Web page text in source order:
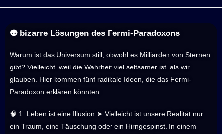
👽 bizarre Lösungen des Fermi-Paradoxons
Warum ist das Universum still, obwohl es Milliarden von Sternen
gibt? Vielleicht, weil die Wahrheit viel seltsamer ist, als wir
glauben. Hier kommen fünf radikale Ideen, die das Fermi-
Paradoxon erklären könnten.
🧠 1. Leben ist eine Illusion ➤ Vielleicht ist unsere Realität nur
ein Traum, eine Täuschung oder ein Hirngespinst. In einem